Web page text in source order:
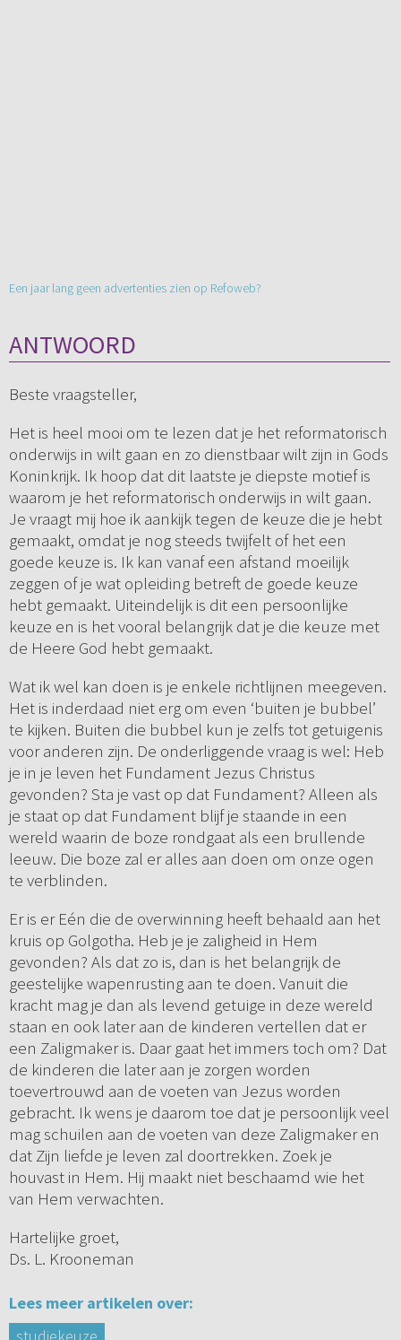
Een jaar lang geen advertenties zien op Refoweb?
ANTWOORD
Beste vraagsteller,
Het is heel mooi om te lezen dat je het reformatorisch
onderwijs in wilt gaan en zo dienstbaar wilt zijn in Gods
Koninkrijk. Ik hoop dat dit laatste je diepste motief is
waarom je het reformatorisch onderwijs in wilt gaan.
Je vraagt mij hoe ik aankijk tegen de keuze die je hebt
gemaakt, omdat je nog steeds twijfelt of het een
goede keuze is. Ik kan vanaf een afstand moeilijk
zeggen of je wat opleiding betreft de goede keuze
hebt gemaakt. Uiteindelijk is dit een persoonlijke
keuze en is het vooral belangrijk dat je die keuze met
de Heere God hebt gemaakt.
Wat ik wel kan doen is je enkele richtlijnen meegeven.
Het is inderdaad niet erg om even ‘buiten je bubbel’
te kijken. Buiten die bubbel kun je zelfs tot getuigenis
voor anderen zijn. De onderliggende vraag is wel: Heb
je in je leven het Fundament Jezus Christus
gevonden? Sta je vast op dat Fundament? Alleen als
je staat op dat Fundament blijf je staande in een
wereld waarin de boze rondgaat als een brullende
leeuw. Die boze zal er alles aan doen om onze ogen
te verblinden.
Er is er Eén die de overwinning heeft behaald aan het
kruis op Golgotha. Heb je je zaligheid in Hem
gevonden? Als dat zo is, dan is het belangrijk de
geestelijke wapenrusting aan te doen. Vanuit die
kracht mag je dan als levend getuige in deze wereld
staan en ook later aan de kinderen vertellen dat er
een Zaligmaker is. Daar gaat het immers toch om? Dat
de kinderen die later aan je zorgen worden
toevertrouwd aan de voeten van Jezus worden
gebracht. Ik wens je daarom toe dat je persoonlijk veel
mag schuilen aan de voeten van deze Zaligmaker en
dat Zijn liefde je leven zal doortrekken. Zoek je
houvast in Hem. Hij maakt niet beschaamd wie het
van Hem verwachten.
Hartelijke groet,
Ds. L. Krooneman
Lees meer artikelen over: